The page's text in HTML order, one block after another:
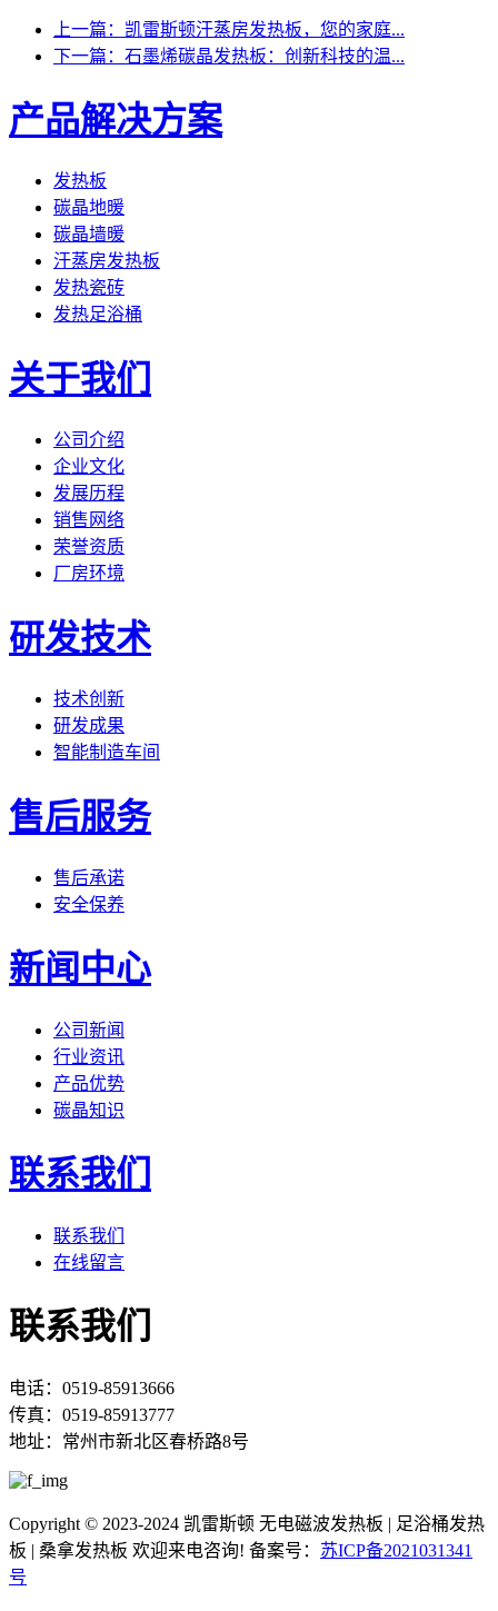
上一篇：凯雷斯顿汗蒸房发热板，您的家庭...
下一篇：石墨烯碳晶发热板：创新科技的温...
产品解决方案
发热板
碳晶地暖
碳晶墙暖
汗蒸房发热板
发热瓷砖
发热足浴桶
关于我们
公司介绍
企业文化
发展历程
销售网络
荣誉资质
厂房环境
研发技术
技术创新
研发成果
智能制造车间
售后服务
售后承诺
安全保养
新闻中心
公司新闻
行业资讯
产品优势
碳晶知识
联系我们
联系我们
在线留言
联系我们
电话：0519-85913666
传真：0519-85913777
地址：常州市新北区春桥路8号
Copyright © 2023-2024 凯雷斯顿 无电磁波发热板 | 足浴桶发热
板 | 桑拿发热板 欢迎来电咨询! 备案号： 苏ICP备2021031341
号